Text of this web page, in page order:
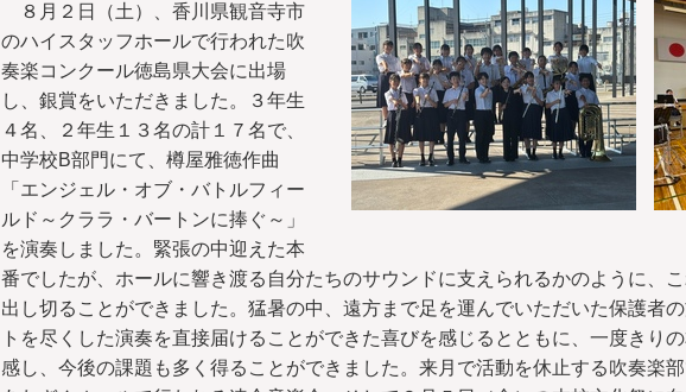
８月２日（土）、香川県観音寺市
のハイスタッフホールで行われた吹
奏楽コンクール徳島県大会に出場
し、銀賞をいただきました。３年生
４名、２年生１３名の計１７名で、
中学校B部門にて、樽屋雅徳作曲
「エンジェル・オブ・バトルフィー
ルド～クララ・バートンに捧ぐ～」
を演奏しました。緊張の中迎えた本
番でしたが、ホールに響き渡る自分たちのサウンドに支えられるかのように、
出し切ることができました。猛暑の中、遠方まで足を運んでいただいた保護者
トを尽くした演奏を直接届けることができた喜びを感じるとともに、一度きり
感し、今後の課題も多く得ることができました。来月で活動を休止する吹奏楽